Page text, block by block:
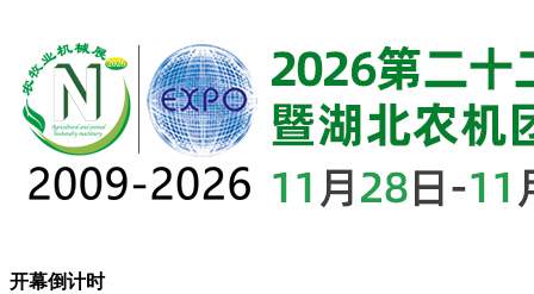
开幕倒计时